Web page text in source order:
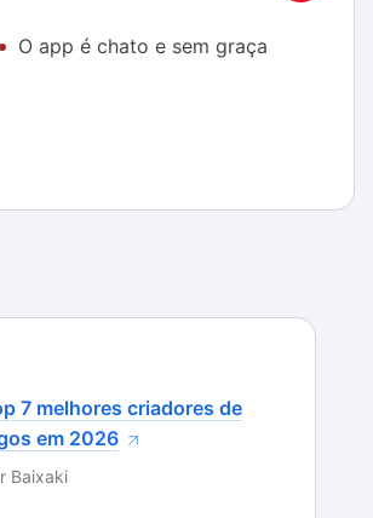
sem travamentos. Porém, nem
O app é chato e sem graça
7 melhores criadores de
em 2026
Baixaki